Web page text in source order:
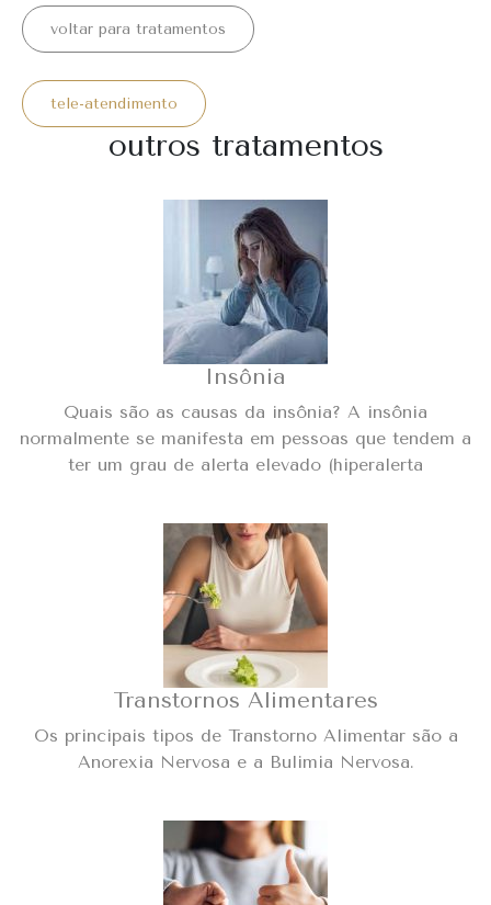
voltar para tratamentos
tele-atendimento
outros tratamentos
Insônia
Quais são as causas da insônia? A insônia
normalmente se manifesta em pessoas que tendem a
ter um grau de alerta elevado (hiperalerta
Transtornos Alimentares
Os principais tipos de Transtorno Alimentar são a
Anorexia Nervosa e a Bulimia Nervosa.